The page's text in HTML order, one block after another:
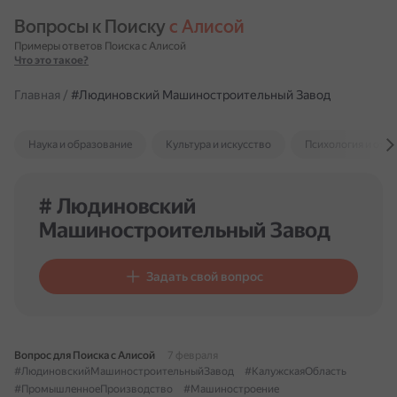
Вопросы к Поиску с Алисой
Примеры ответов Поиска с Алисой
Что это такое?
Главная / #Людиновский Машиностроительный Завод
Наука и образование Культура и искусство Психология и
# Людиновский
Машиностроительный Завод
Задать свой вопрос
Вопрос для Поиска с Алисой
7 февраля
#ЛюдиновскийМашиностроительныйЗавод
#КалужскаяОбласть
#ПромышленноеПроизводство
#Машиностроение